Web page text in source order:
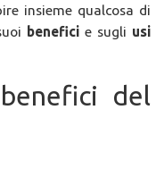
insieme qualcosa di
benefici e sugli usi
del